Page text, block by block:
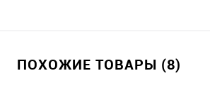
ПОХОЖИЕ ТОВАРЫ (8)